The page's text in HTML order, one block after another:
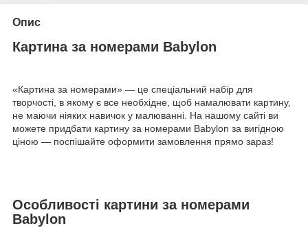
Опис
Картина за номерами Babylon
«Картина за номерами» — це спеціальний набір для
творчості, в якому є все необхідне, щоб намалювати картину,
не маючи ніяких навичок у малюванні. На нашому сайті ви
можете придбати картину за номерами Babylon за вигідною
ціною — поспішайте оформити замовлення прямо зараз!
Особливості картини за номерами
Babylon